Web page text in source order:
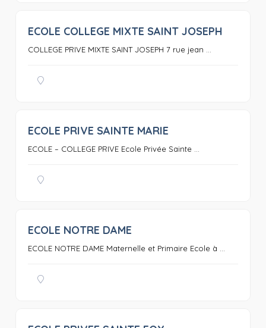
0
ECOLE COLLEGE MIXTE SAINT JOSEPH
COLLEGE PRIVE MIXTE SAINT JOSEPH 7 rue jean ...
ECOLE PRIVE SAINTE MARIE
ECOLE – COLLEGE PRIVE Ecole Privée Sainte ...
ECOLE NOTRE DAME
ECOLE NOTRE DAME Maternelle et Primaire Ecole à ...